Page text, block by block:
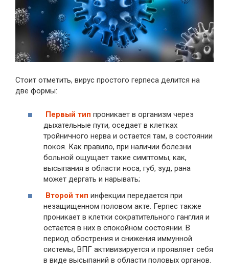
Стоит отметить, вирус простого герпеса делится на
две формы:
Первый тип проникает в организм через
дыхательные пути, оседает в клетках
тройничного нерва и остается там, в состоянии
покоя. Как правило, при наличии болезни
больной ощущает такие симптомы, как,
высыпания в области носа, губ, зуд, рана
может дергать и нарывать;
Второй тип инфекции передается при
незащищенном половом акте. Герпес также
проникает в клетки сократительного ганглия и
остается в них в спокойном состоянии. В
период обострения и снижения иммунной
системы, ВПГ активизируется и проявляет себя
в виде высыпаний в области половых органов.